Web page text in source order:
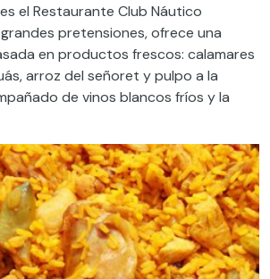
el Restaurante Club Náutico
pretensiones, ofrece una
en productos frescos: calamares
arroz del señoret y pulpo a la
de vinos blancos fríos y la